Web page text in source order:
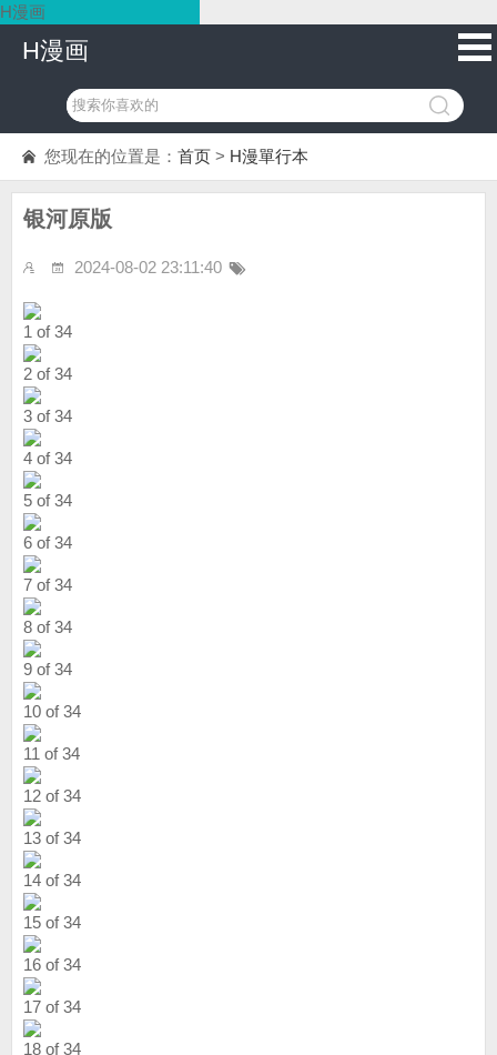
H漫画
H漫画
您现在的位置是： 首页 > H漫單行本
银河原版
2024-08-02 23:11:40
1 of 34
2 of 34
3 of 34
4 of 34
5 of 34
6 of 34
7 of 34
8 of 34
9 of 34
10 of 34
11 of 34
12 of 34
13 of 34
14 of 34
15 of 34
16 of 34
17 of 34
18 of 34